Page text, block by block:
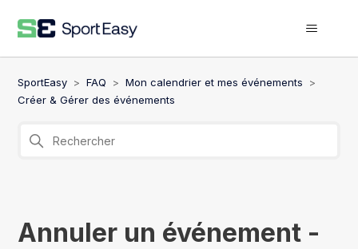
SportEasy FAQ
Mon calendrier et mes événements
Créer & Gérer des événements
Annuler un événement -